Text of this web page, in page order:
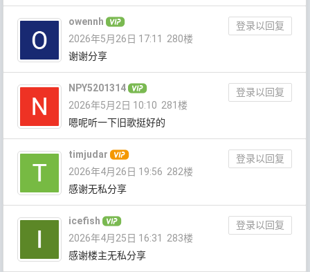
owennh
登录以回复
2026年5月26日 17:11
280楼
谢谢分享
NPY5201314
登录以回复
2026年5月2日 10:10 281楼
嗯呢听一下旧歌挺好的
timjudar
登录以回复
2026年4月26日 19:56 282楼
感谢无私分享
icefish
登录以回复
2026年4月25日 16:31
283楼
感谢楼主无私分享